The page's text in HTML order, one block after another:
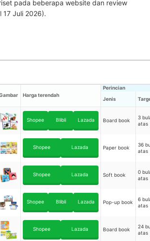
pada beberapa website dan review
17 Juli 2026).
Harga terendah
Perincian
Jenis
Shopee Blibli Lazada Board book
3
atas
Shopee Lazada Paper book
36
atas
Shopee Lazada Soft book
0
atas
Shopee Blibli Lazada Pop-up book
6
atas
Shopee Lazada Board book
24
atas